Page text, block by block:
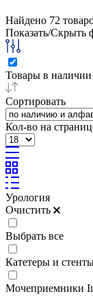
Найдено 72
Показать/Скрыть
Товары в наличии
Сортировать
Кол-во на
Урология
Очистить
Выбрать все
Катетеры и
Мочеприемники